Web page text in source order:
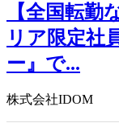
【全国転勤
リア限定社
ー』で...
株式会社IDOM